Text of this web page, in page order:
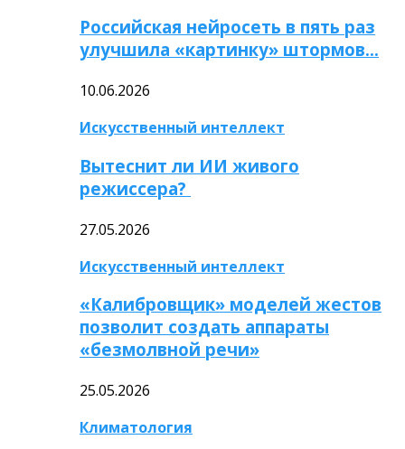
Российская нейросеть в пять раз
улучшила «картинку» штормов…
10.06.2026
Искусственный интеллект
Вытеснит ли ИИ живого
режиссера?
27.05.2026
Искусственный интеллект
«Калибровщик» моделей жестов
позволит создать аппараты
«безмолвной речи»
25.05.2026
Климатология